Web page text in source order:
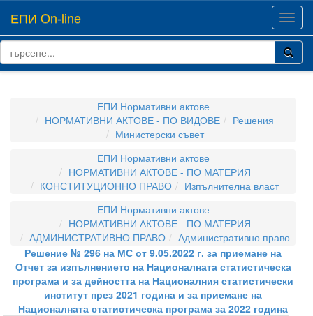
ЕПИ On-line
ЕПИ Нормативни актове
НОРМАТИВНИ АКТОВЕ - ПО ВИДОВЕ
Решения
Министерски съвет
ЕПИ Нормативни актове
НОРМАТИВНИ АКТОВЕ - ПО МАТЕРИЯ
КОНСТИТУЦИОННО ПРАВО
Изпълнителна власт
ЕПИ Нормативни актове
НОРМАТИВНИ АКТОВЕ - ПО МАТЕРИЯ
АДМИНИСТРАТИВНО ПРАВО
Административно право
Решение № 296 на МС от 9.05.2022 г. за приемане на
Отчет за изпълнението на Националната статистическа
програма и за дейността на Националния статистически
институт през 2021 година и за приемане на
Националната статистическа програма за 2022 година